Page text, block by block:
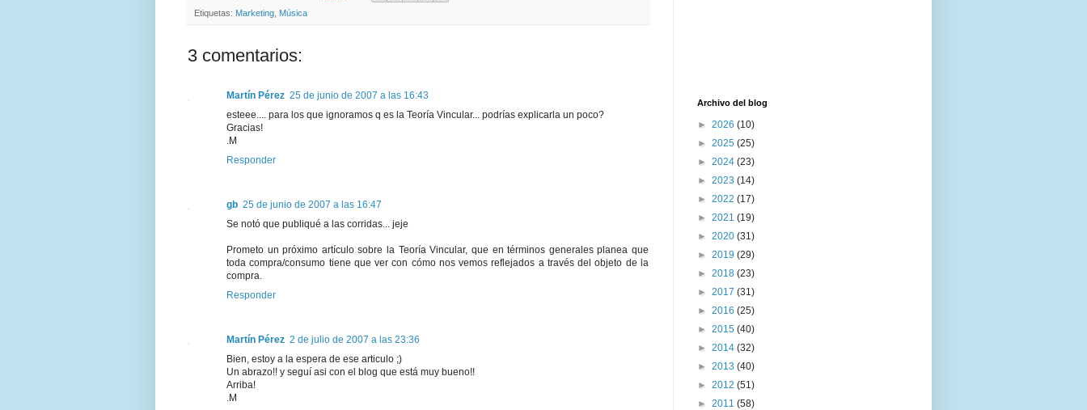
Etiquetas: Marketing, Música
3 comentarios:
Martín Pérez 25 de junio de 2007 a las 16:43
esteee.... para los que ignoramos q es la Teoría Vincular... podrías explicarla un poco?
Gracias!
.M
Responder
gb 25 de junio de 2007 a las 16:47
Se notó que publiqué a las corridas... jeje
Prometo un próximo artículo sobre la Teoría Vincular, que en términos generales planea que
toda compra/consumo tiene que ver con cómo nos vemos reflejados a través del objeto de la
compra.
Responder
Martín Pérez 2 de julio de 2007 a las 23:36
Bien, estoy a la espera de ese articulo ;)
Un abrazo!! y seguí asi con el blog que está muy bueno!!
Arriba!
.M
Archivo del blog
► 2026 (10)
► 2025 (25)
► 2024 (23)
► 2023 (14)
► 2022 (17)
► 2021 (19)
► 2020 (31)
► 2019 (29)
► 2018 (23)
► 2017 (31)
► 2016 (25)
► 2015 (40)
► 2014 (32)
► 2013 (40)
► 2012 (51)
► 2011 (58)